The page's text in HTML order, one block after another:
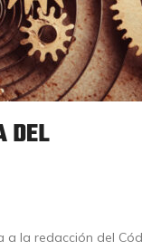
DEL
a la redacción del